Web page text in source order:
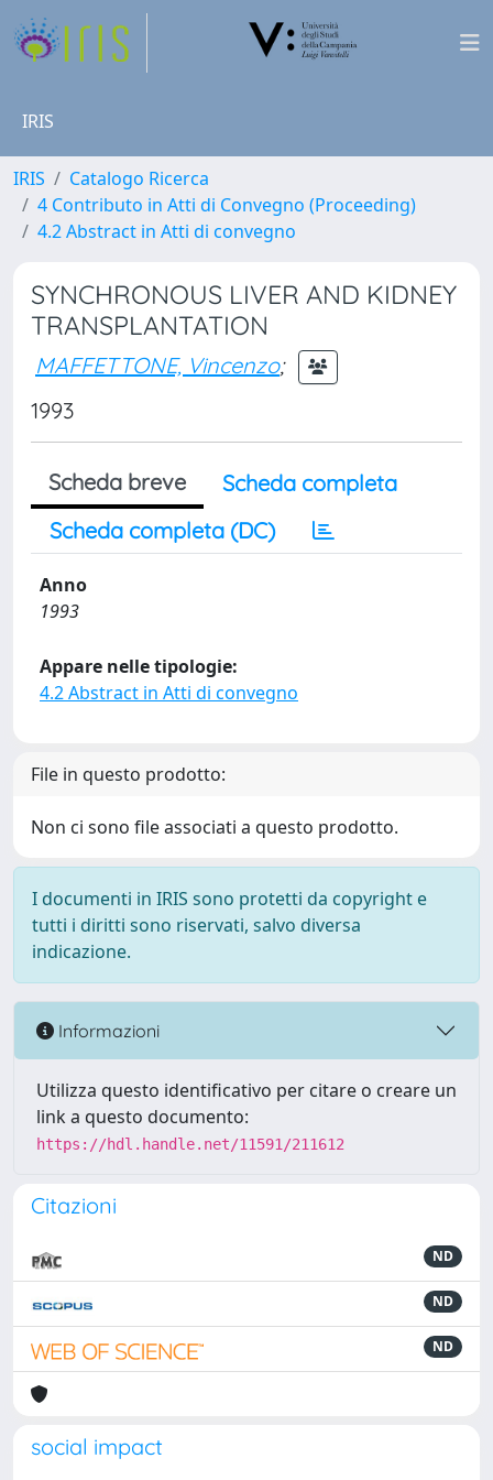
IRIS
IRIS
Catalogo Ricerca
4 Contributo in Atti di Convegno (Proceeding)
4.2 Abstract in Atti di convegno
SYNCHRONOUS LIVER AND KIDNEY
TRANSPLANTATION
MAFFETTONE, Vincenzo;
1993
Scheda breve
Scheda completa
Scheda completa (DC)
Anno
1993
Appare nelle tipologie:
4.2 Abstract in Atti di convegno
File in questo prodotto:
Non ci sono file associati a questo prodotto.
I documenti in IRIS sono protetti da copyright e
tutti i diritti sono riservati, salvo diversa
indicazione.
Informazioni
Utilizza questo identificativo per citare o creare un
link a questo documento:
https://hdl.handle.net/11591/211612
Citazioni
ND
ND
ND
social impact